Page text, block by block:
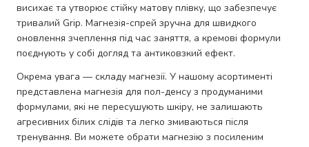
висихає та утворює стійку матову плівку, що забезпечує
тривалий Grip. Магнезія-спрей зручна для швидкого
оновлення зчеплення під час заняття, а кремові формули
поєднують у собі догляд та антиковзкий ефект.
Окрема увага — складу магнезії. У нашому асортименті
представлена магнезія для пол-денсу з продуманими
формулами, які не пересушують шкіру, не залишають
агресивних білих слідів та легко змиваються після
тренування. Ви можете обрати магнезію з посиленим